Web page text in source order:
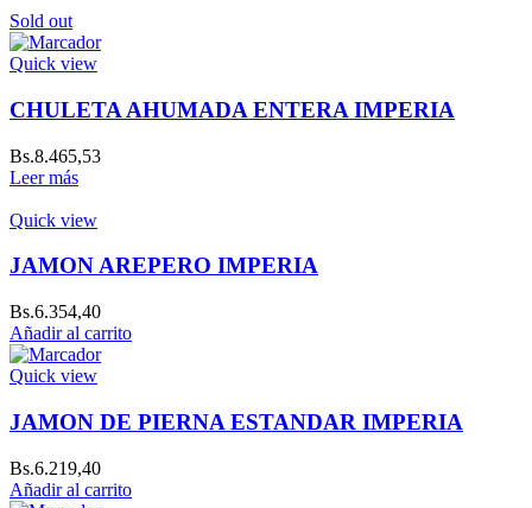
Sold out
Quick view
CHULETA AHUMADA ENTERA IMPERIA
Bs.8.465,53
Leer más
Quick view
JAMON AREPERO IMPERIA
Bs.6.354,40
Añadir al carrito
Quick view
JAMON DE PIERNA ESTANDAR IMPERIA
Bs.6.219,40
Añadir al carrito